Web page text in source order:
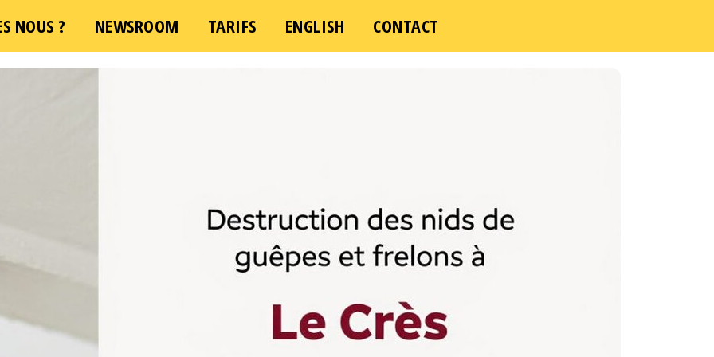
NOUS ? NEWSROOM TARIFS ENGLISH
CONTACT